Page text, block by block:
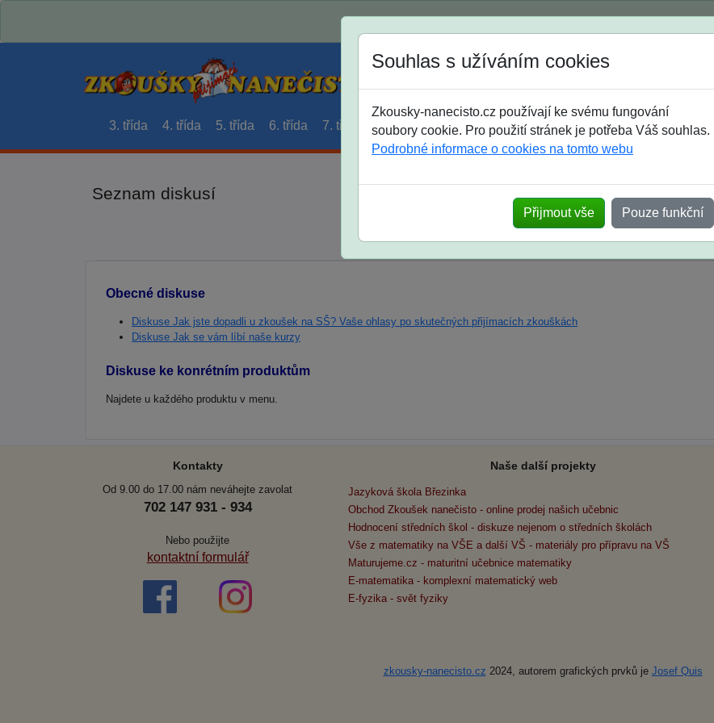
Jak si vybrat
3. třída 4. třída 5. třída 6. třída 7. třída 8. třída 9. třída střední maturanti soutěže prázdniny
Seznam diskusí
Souhlas s užíváním cookies
Zkousky-nanecisto.cz používají ke svému fungování
soubory cookie. Pro použití stránek je potřeba Váš souhlas.
Podrobné informace o cookies na tomto webu
Přijmout vše Pouze funkční
Obecné diskuse
Diskuse Jak jste dopadli u zkoušek na SŠ? Vaše ohlasy po skutečných přijímacích zkouškách
Diskuse Jak se vám líbí naše kurzy
Diskuse ke konrétním produktům
Najdete u každého produktu v menu.
Kontakty
Od 9.00 do 17.00 nám neváhejte zavolat
702 147 931 - 934
Nebo použijte
kontaktní formulář
Naše další projekty
Jazyková škola Březinka
Obchod Zkoušek nanečisto - online prodej našich učebnic
Hodnocení středních škol - diskuze nejenom o středních školách
Vše z matematiky na VŠE a další VŠ - materiály pro přípravu na VŠ
Maturujeme.cz - maturitní učebnice matematiky
E-matematika - komplexní matematický web
E-fyzika - svět fyziky
zkousky-nanecisto.cz 2024, autorem grafických prvků je Josef Quis